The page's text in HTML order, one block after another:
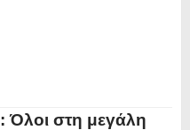
Όλοι στη μεγάλη